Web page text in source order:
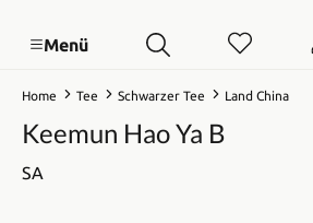
Menü
Home Tee Schwarzer Tee Land China
Keemun Hao Ya B
SA